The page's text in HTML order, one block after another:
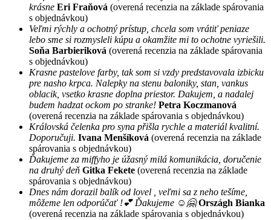
krásne Eri Fraňová (overená recenzia na základe spárovania
s objednávkou)
Veľmi rýchly a ochotný prístup, chcela som vrátiť peniaze
lebo sme si rozmysleli kúpu a okamžite mi to ochotne vyriešili.
Soňa Barbieriková (overená recenzia na základe spárovania
s objednávkou)
Krasne pastelove farby, tak som si vzdy predstavovala izbicku
pre nasho krpca. Nalepky na stenu baloniky, stan, vankus
oblacik, vsetko krasne doplna priestor. Dakujem, a nadalej
budem hadzat ockom po stranke! Petra Koczmanová
(overená recenzia na základe spárovania s objednávkou)
Královská čelenka pro syna přišla rychle a materiál kvalitní.
Doporučuji. Ivana Menšíková (overená recenzia na základe
spárovania s objednávkou)
Ďakujeme za miffyho je úžasný milá komunikácia, doručenie
na druhý deň Gitka Fekete (overená recenzia na základe
spárovania s objednávkou)
Dnes nám dorazil balík od lovel , veľmi sa z neho tešíme,
môžeme len odporúčať !💕 Ďakujeme ☺️🤗 Országh Bianka
(overená recenzia na základe spárovania s objednávkou)